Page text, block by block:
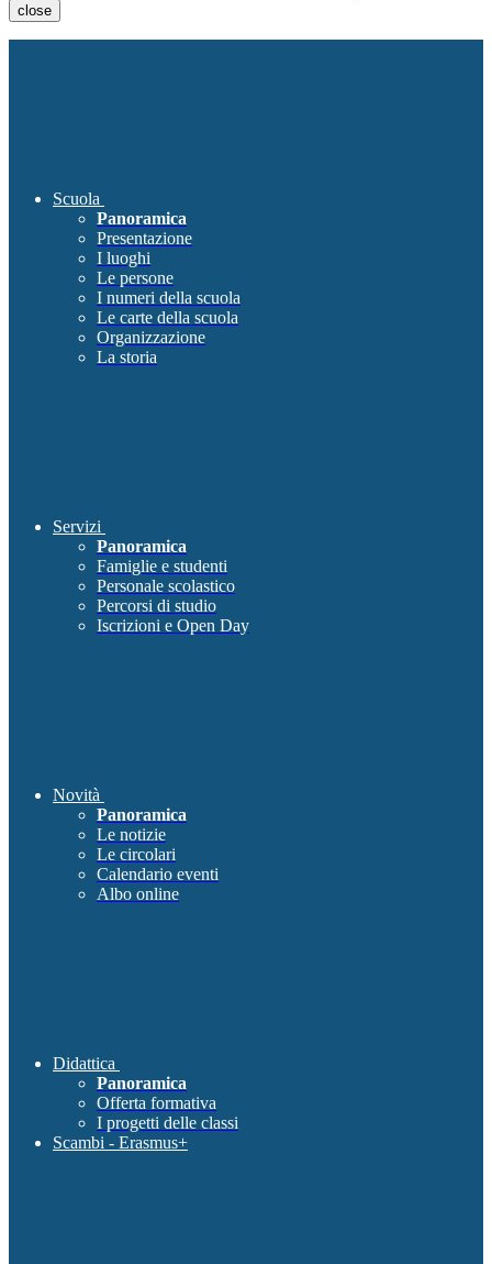
close
Scuola
Panoramica
Presentazione
I luoghi
Le persone
I numeri della scuola
Le carte della scuola
Organizzazione
La storia
Servizi
Panoramica
Famiglie e studenti
Personale scolastico
Percorsi di studio
Iscrizioni e Open Day
Novità
Panoramica
Le notizie
Le circolari
Calendario eventi
Albo online
Didattica
Panoramica
Offerta formativa
I progetti delle classi
Scambi - Erasmus+